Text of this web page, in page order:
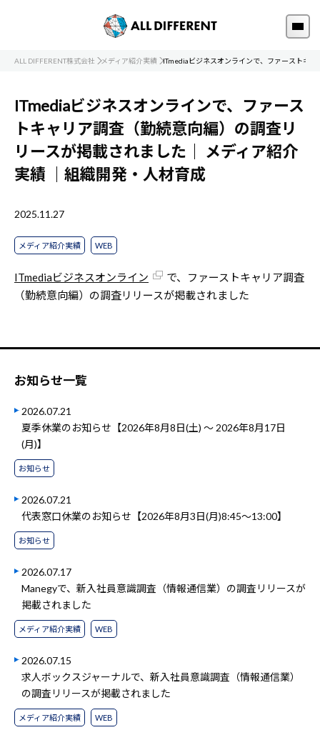
ALL DIFFERENT株式会社 メディア紹介実績 ITmediaビジネスオンラインで、ファーストキ
ITmediaビジネスオンラインで、ファース
トキャリア調査（勤続意向編）の調査リ
リースが掲載されました｜ メディア紹介
実績
｜組織開発・人材育成
2025.11.27
メディア紹介実績 WEB
ITmediaビジネスオンライン
で、ファーストキャリア調査
（勤続意向編）の調査リリースが掲載されました
お知らせ一覧
2026.07.21
夏季休業のお知らせ【2026年8月8日(土) ～ 2026年8月17日
(月)】
お知らせ
2026.07.21
代表窓口休業のお知らせ【2026年8月3日(月)8:45～13:00】
お知らせ
2026.07.17
Manegyで、新入社員意識調査（情報通信業）の調査リリースが
掲載されました
メディア紹介実績 WEB
2026.07.15
求人ボックスジャーナルで、新入社員意識調査（情報通信業）
の調査リリースが掲載されました
メディア紹介実績 WEB